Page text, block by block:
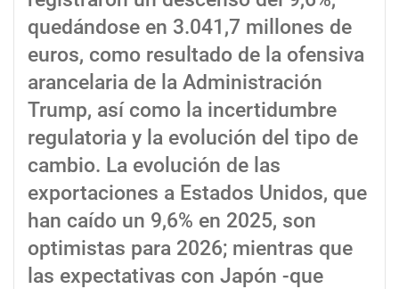
quedándose en 3.041,7 millones de
euros, como resultado de la ofensiva
arancelaria de la Administración
Trump, así como la incertidumbre
regulatoria y la evolución del tipo de
cambio. La evolución de las
exportaciones a Estados Unidos, que
han caído un 9,6% en 2025, son
optimistas para 2026; mientras que
las expectativas con Japón -que